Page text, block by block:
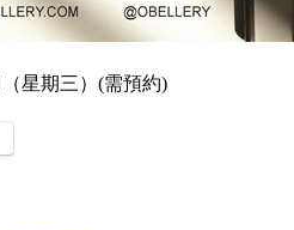
（星期三）(需預約)